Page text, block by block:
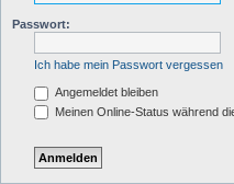
Passwort:
Ich habe mein Passwort vergessen
Angemeldet bleiben
Meinen Online-Status während